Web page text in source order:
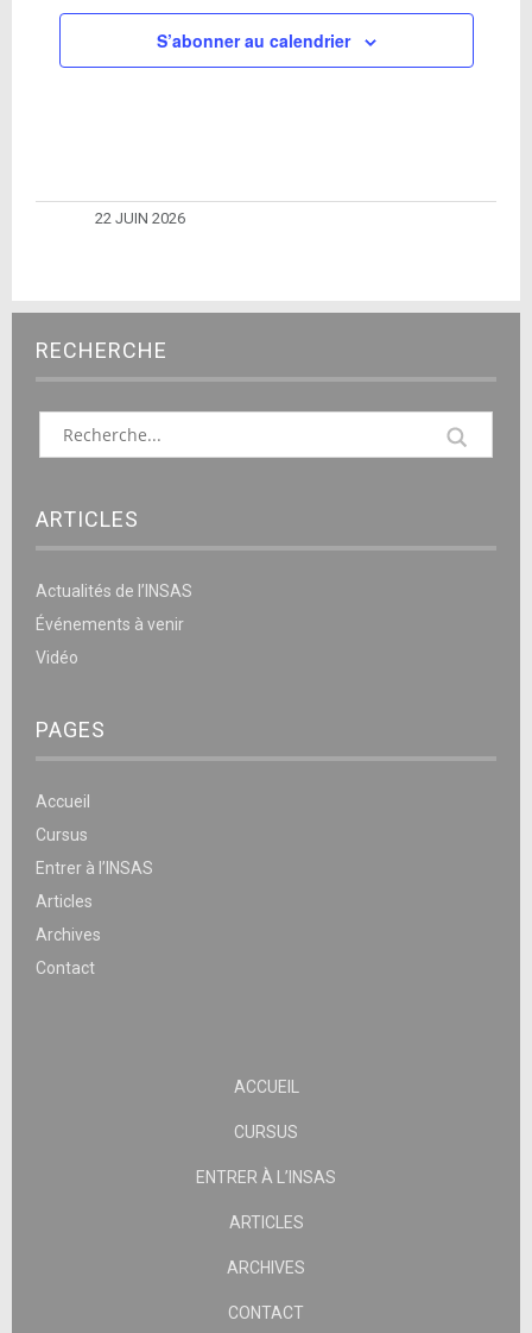
S’abonner au calendrier
22 JUIN 2026
RECHERCHE
ARTICLES
Actualités de l’INSAS
Événements à venir
Vidéo
PAGES
Accueil
Cursus
Entrer à l’INSAS
Articles
Archives
Contact
ACCUEIL
CURSUS
ENTRER À L’INSAS
ARTICLES
ARCHIVES
CONTACT